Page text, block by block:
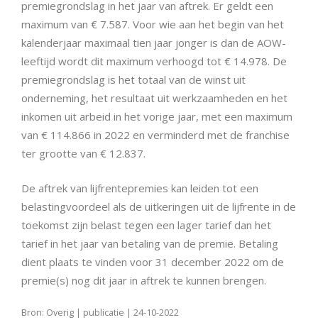
premiegrondslag in het jaar van aftrek. Er geldt een
maximum van € 7.587. Voor wie aan het begin van het
kalenderjaar maximaal tien jaar jonger is dan de AOW-
leeftijd wordt dit maximum verhoogd tot € 14.978. De
premiegrondslag is het totaal van de winst uit
onderneming, het resultaat uit werkzaamheden en het
inkomen uit arbeid in het vorige jaar, met een maximum
van € 114.866 in 2022 en verminderd met de franchise
ter grootte van € 12.837.
De aftrek van lijfrentepremies kan leiden tot een
belastingvoordeel als de uitkeringen uit de lijfrente in de
toekomst zijn belast tegen een lager tarief dan het
tarief in het jaar van betaling van de premie. Betaling
dient plaats te vinden voor 31 december 2022 om de
premie(s) nog dit jaar in aftrek te kunnen brengen.
Bron: Overig | publicatie | 24-10-2022